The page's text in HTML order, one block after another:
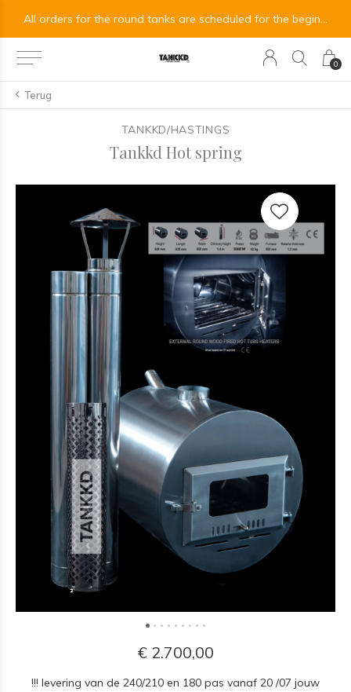
0
Terug
TANKKD/HASTINGS
Tankkd Hot spring
€ 2.700,00
!!! levering van de 240/210 en 180 pas vanaf 20 /07 jouw